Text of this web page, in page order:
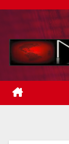
Skip
content